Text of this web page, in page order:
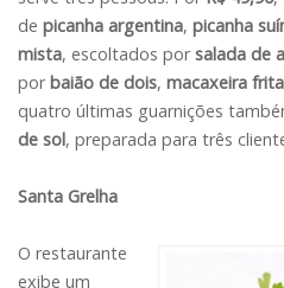
de picanha argentina, picanha
mista, escoltados porsalada de
porbaião de dois, macaxeira frita
quatro últimas guarnições
de sol, preparada para três
Santa Grelha
O restaurante
exibe um